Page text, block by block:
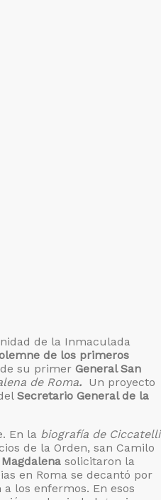
de la Inmaculada
de los primeros
su primer General San
de Roma.Un proyecto
Secretario General de la
En la biografía de Ciccatelli
de la Orden, san Camilo
solicitaron la
en Roma se decantó por
los enfermos. En esos